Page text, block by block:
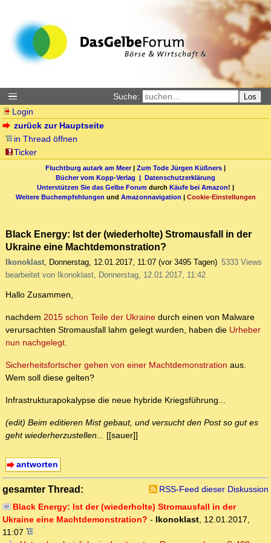
Suche: Los
Login
zurück zur Hauptseite
in Thread öffnen
Ticker
Fluchtburg autark am Meer| Zum Tode Jürgen Küßners |
Bücher vom Kopp-Verlag | Datenschutzerklärung
Unterstützen Sie das Gelbe Forum durch Käufe bei Amazon! |
Weitere Buchempfehlungen und Amazonnavigation | Cookie-Einstellungen
Black Energy: Ist der (wiederholte) Stromausfall in der
Ukraine eine Machtdemonstration?
Ikonoklast, Donnerstag, 12.01.2017, 11:07 (vor 3495 Tagen) 5333 Views
bearbeitet von Ikonoklast, Donnerstag, 12.01.2017, 11:42
Hallo Zusammen,
nachdem 2015 schon Teile der Ukraine durch einen von Malware
verursachten Stromausfall lahm gelegt wurden, haben die Urheber
nun nachgelegt.
Sicherheitsfortscher gehen von einer Machtdemonstration aus.
Wem soll diese gelten?
Infrastrukturapokalypse die neue hybride Kriegsführung...
(edit) Beim editieren Mist gebaut, und versucht den Post so gut es
geht wiederherzustellen... [[sauer]]
antworten
gesamter Thread:
RSS-Feed dieser Diskussion
Black Energy: Ist der (wiederholte) Stromausfall in der
Ukraine eine Machtdemonstration? - Ikonoklast, 12.01.2017,
11:07